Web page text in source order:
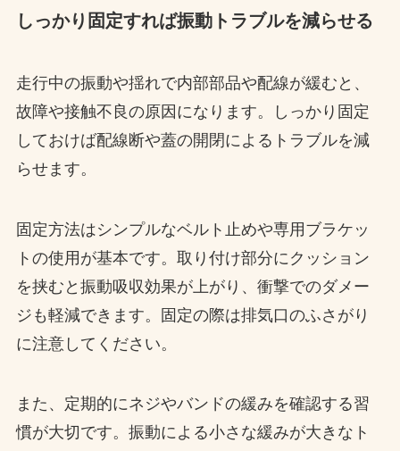
しっかり固定すれば振動トラブルを減らせる
走行中の振動や揺れで内部部品や配線が緩むと、
故障や接触不良の原因になります。しっかり固定
しておけば配線断や蓋の開閉によるトラブルを減
らせます。
固定方法はシンプルなベルト止めや専用ブラケッ
トの使用が基本です。取り付け部分にクッション
を挟むと振動吸収効果が上がり、衝撃でのダメー
ジも軽減できます。固定の際は排気口のふさがり
に注意してください。
また、定期的にネジやバンドの緩みを確認する習
慣が大切です。振動による小さな緩みが大きなト